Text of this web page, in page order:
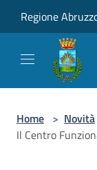
Regione
Home > Novità
Il Centro